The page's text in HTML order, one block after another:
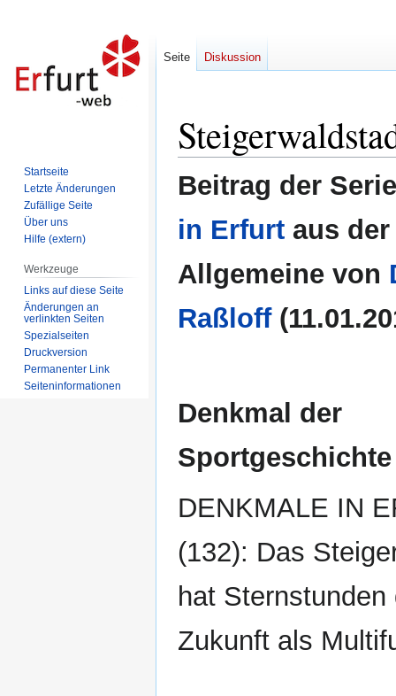
Navigation
springen
Suche
springen
Beitrag der
in Erfurt aus
Allgemeine von
Raßloff
Denkmal der
Sportgeschichte
DENKMALE IN
(132): Das
hat
Zukunft als
Seite Diskussion
Startseite
Letzte Änderungen
Zufällige Seite
Über uns
Hilfe (extern)
Werkzeuge
Links auf diese Seite
Änderungen an
verlinkten Seiten
Spezialseiten
Druckversion
Permanenter Link
Seiten­informationen